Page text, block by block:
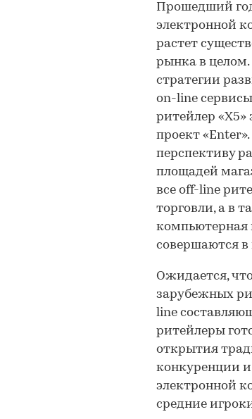
Прошедший
электронной
растет
рынка в целом.
стратегии
on-line
ритейлер «Х5»
проект
перспективу
площадей
все off-line
торговли, а в
компьютерная
совершаются в
Ожидается,
зарубежных
line
ритейлеры
открытия
конкуренции
электронной
средние